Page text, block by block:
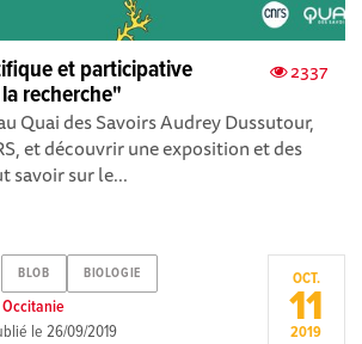
2337
et participative
recherche"
Quai des Savoirs Audrey Dussutour,
et découvrir une exposition et des
savoir sur le...
BLOB BIOLOGIE
le26/09/2019
OCT.
11
2019